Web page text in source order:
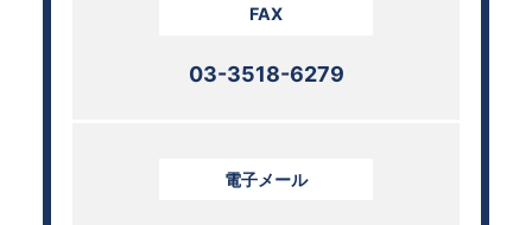
FAX
03-3518-6279
電子メール